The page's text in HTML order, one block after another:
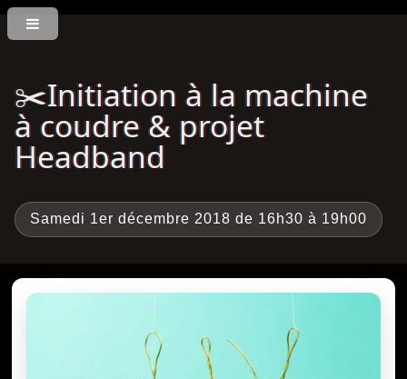
✂️Initiation à la machine
à coudre & projet
Headband
Samedi 1er décembre 2018 de 16h30 à 19h00